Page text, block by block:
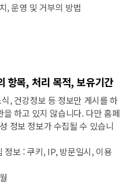
, 운영 및 거부의 방법
항목, 처리 목적, 보유기간
, 건강정보 등 정보만 게시를 하
하고 있지 않습니다. 다만 홈페
정보 정보가 수집될 수 있습니
정보 : 쿠키, IP, 방문일시, 이용